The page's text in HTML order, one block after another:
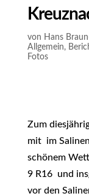
von Hans
Allgemein,
Fotos
Zum
mit im
schönem
9 R16 und
vor den